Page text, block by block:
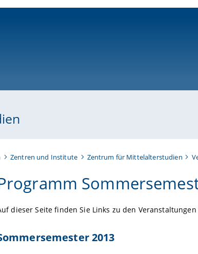
Zentren und Institute Zentrum für Mittelalterstudien
dieser Seite finden Sie Links zu den Veranstaltungen
2013